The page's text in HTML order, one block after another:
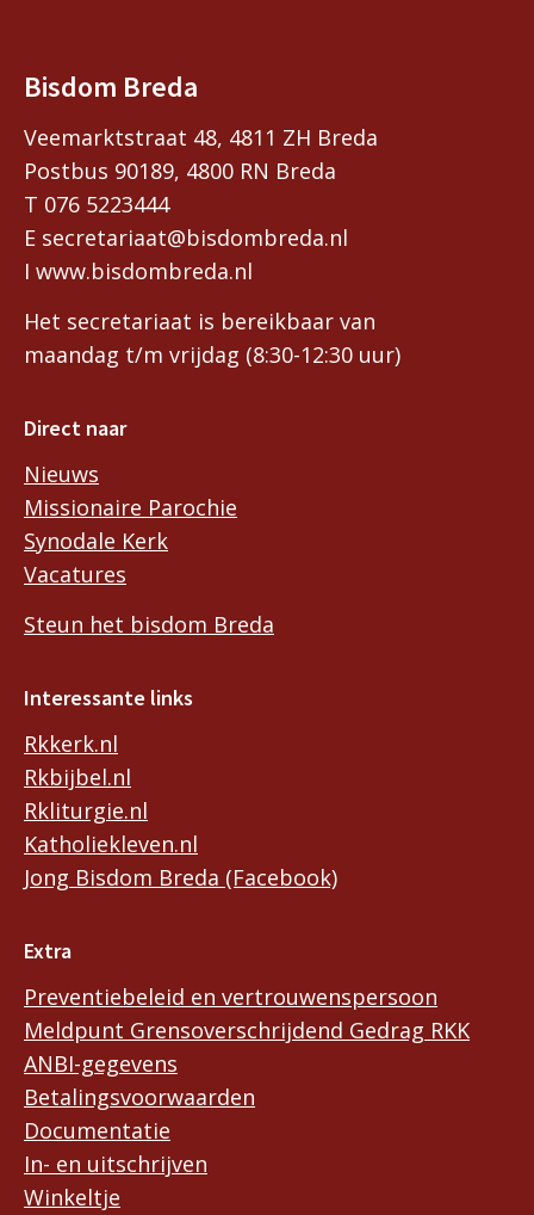
Bisdom Breda
Veemarktstraat 48, 4811 ZH Breda
Postbus 90189, 4800 RN Breda
T 076 5223444
E secretariaat@bisdombreda.nl
I www.bisdombreda.nl
Het secretariaat is bereikbaar van
maandag t/m vrijdag (8:30-12:30 uur)
Direct naar
Nieuws
Missionaire Parochie
Synodale Kerk
Vacatures
Steun het bisdom Breda
Interessante links
Rkkerk.nl
Rkbijbel.nl
Rkliturgie.nl
Katholiekleven.nl
Jong Bisdom Breda (Facebook)
Extra
Preventiebeleid en vertrouwenspersoon
Meldpunt Grensoverschrijdend Gedrag RKK
ANBI-gegevens
Betalingsvoorwaarden
Documentatie
In- en uitschrijven
Winkeltje